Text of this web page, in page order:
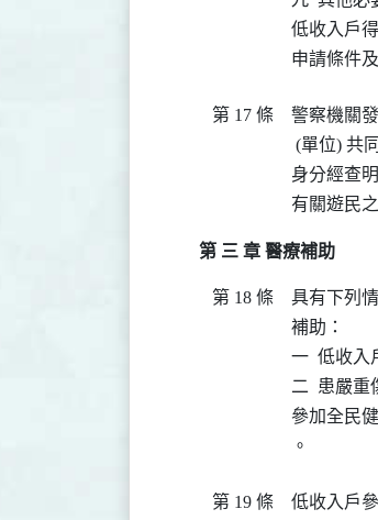
低收入戶
申請條件
第 17 條
警察機關
(單位) 共
身分經查
有關遊民
第 三 章 醫療補助
第 18 條
具有下列
補助：
一  低收入
二  患嚴重
參加全民
。
第 19 條
低收入戶